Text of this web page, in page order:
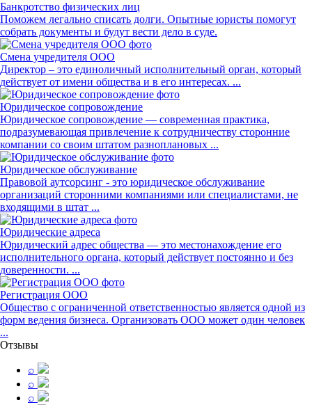
Банкротство физических лиц
Поможем легально списать долги. Опытные юристы помогут
собрать документы и будут вести дело в суде.
Смена учредителя ООО
Директор – это единоличный исполнительный орган, который
действует от имени общества и в его интересах. ...
Юридическое сопровождение
Юридическое сопровождение — современная практика,
подразумевающая привлечение к сотрудничеству сторонние
компании со своим штатом разноплановых ...
Юридическое обслуживание
Правовой аутсорсинг - это юридическое обслуживание
организаций сторонними компаниями или специалистами, не
входящими в штат ...
Юридические адреса
Юридический адрес общества — это местонахождение его
исполнительного органа, который действует постоянно и без
доверенности. ...
Регистрация ООО
Общество с ограниченной ответственностью является одной из
форм ведения бизнеса. Организовать ООО может один человек
...
Отзывы
⌕
⌕
⌕